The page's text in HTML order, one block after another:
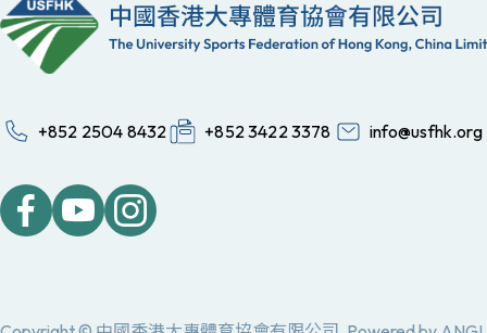
+852 2504 8432 +852 3422 3378 info@usfhk.org